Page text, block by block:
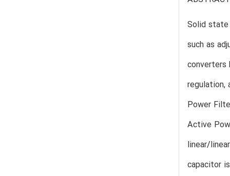
Solid state
such as
converters
regulation,
Power
Active
linear/
capacitor